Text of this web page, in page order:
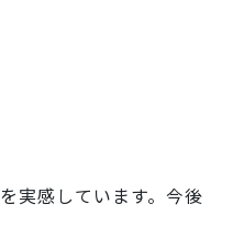
実感しています。今後